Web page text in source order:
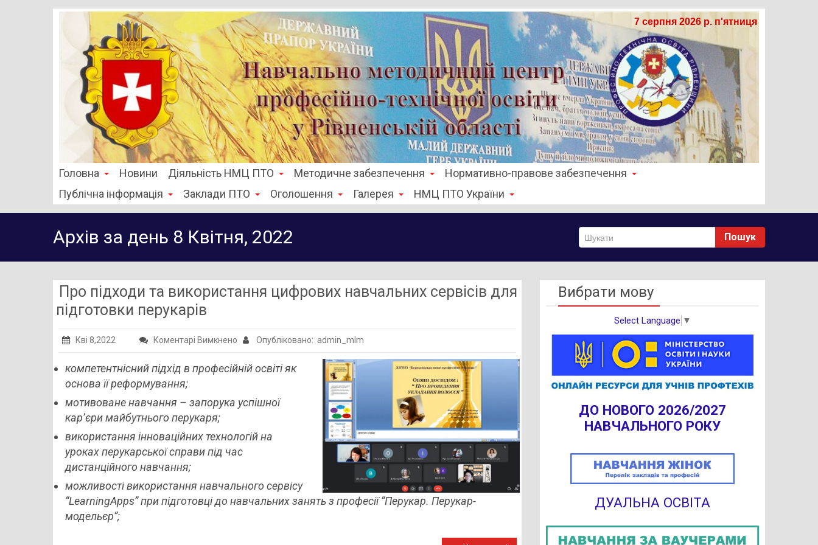
7 серпня 2026 р. п'ятниця
Головна Новини Діяльність НМЦ ПТО Методичне забезпечення
Нормативно-правове забезпечення
Публічна інформація
Заклади ПТО Оголошення Галерея НМЦ ПТО України
Архів за день 8 Квітня, 2022 Пошук
Про підходи та використання цифрових навчальних сервісів для
підготовки перукарів
Кві 8,2022 Коментарі Вимкнено до
підходи
використання
навчальних
перукарів
Опубліковано: admin_mlm
компетентнісний підхід в професійній освіті як
основа її реформування;
мотивоване навчання – запорука успішної
кар’єри майбутнього перукаря;
використання інноваційних технологій на
уроках перукарської справи під час
дистанційного навчання;
можливості використання навчального сервісу
“LearningApps” при підготовці до навчальних занять з професії “Перукар. Перукар-
модельєр”;
Вибрати мову
Select Language ▼
ДО НОВОГО 2026/2027
НАВЧАЛЬНОГО РОКУ
ДУАЛЬНА ОСВІТА